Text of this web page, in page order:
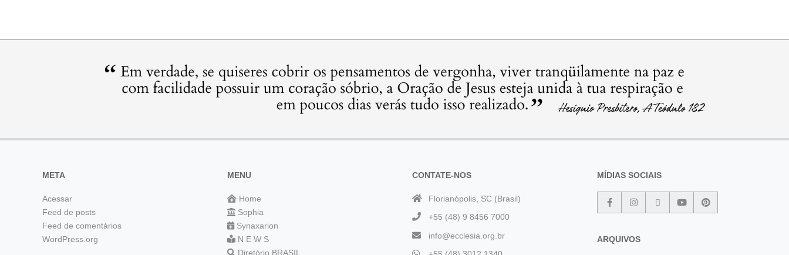
META
Acessar
Feed de posts
Feed de comentários
WordPress.org
MENU
Home
Sophia
Synaxarion
N E W S
Diretório BRASIL
CONTATE-NOS
Florianópolis, SC (Brasil)
+55 (48) 9 8456 7000
info@ecclesia.org.br
MÍDIAS SOCIAIS
ARQUIVOS